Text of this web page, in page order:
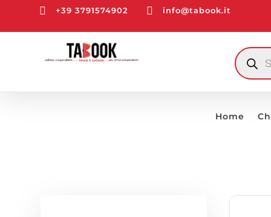
 +39 3791574902  info@tabook.it
RICERCA
Home